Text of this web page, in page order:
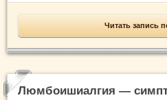
Читать запись
Люмбоишиалгия —